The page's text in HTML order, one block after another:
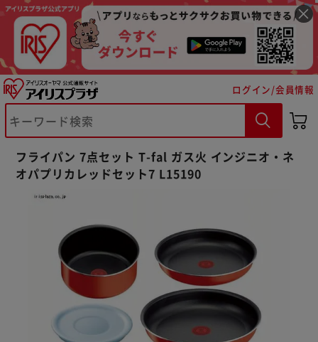
ログイン/会員情報
フライパン 7点セット T-fal ガス火 インジニオ・ネ
オパプリカレッドセット7 L15190
※ご確認ください
カートに入れる 購入手続きへ